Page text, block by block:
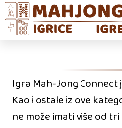
Igra Mah-Jong
Kao i ostale iz ove
ne može imati više od tri